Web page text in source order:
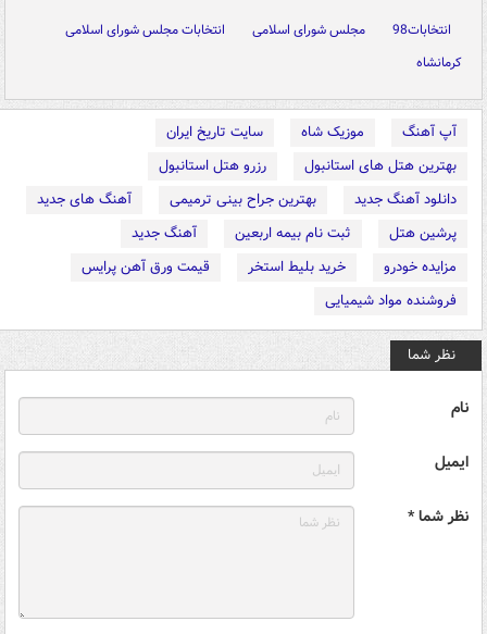
انتخابات98 مجلس شورای اسلامی
انتخابات مجلس شورای اسلامی
کرمانشاه
آپ آهنگ موزیک شاه
سایت تاریخ ایران
بهترین هتل های استانبول
رزرو هتل استانبول
دانلود آهنگ جدید
بهترین جراح بینی ترمیمی
آهنگ های جدید
پرشین هتل
ثبت نام بیمه اربعین
آهنگ جدید
مزایده خودرو
خرید بلیط استخر
قیمت ورق آهن پرایس
فروشنده مواد شیمیایی
نظر شما
نام
ایمیل
نظر شما *